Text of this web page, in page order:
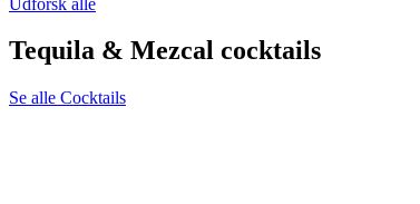
Tequila & Mezcal cocktails
Se alle Cocktails